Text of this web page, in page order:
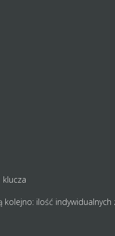
klucza
ilość indywidualnych